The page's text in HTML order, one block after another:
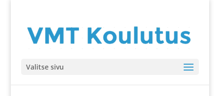
Valitse sivu